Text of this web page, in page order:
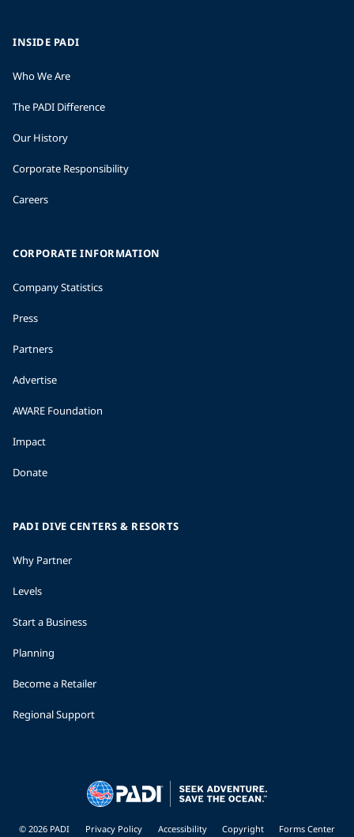
INSIDE PADI
Who We Are
The PADI Difference
Our History
Corporate Responsibility
Careers
CORPORATE INFORMATION
Company Statistics
Press
Partners
Advertise
AWARE Foundation
Impact
Donate
PADI DIVE CENTERS & RESORTS
Why Partner
Levels
Start a Business
Planning
Become a Retailer
Regional Support
© 2026 PADI Privacy Policy Accessibility Copyright Forms Center